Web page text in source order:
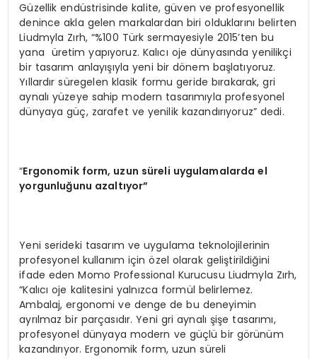
Güzellik endüstrisinde kalite, güven ve profesyonellik
denince akla gelen markalardan biri olduklarını belirten
Liudmyla Zırh, “%100 Türk sermayesiyle 2015’ten bu
yana üretim yapıyoruz. Kalıcı oje dünyasında yenilikçi
bir tasarım anlayışıyla yeni bir dönem başlatıyoruz.
Yıllardır süregelen klasik formu geride bırakarak, gri
aynalı yüzeye sahip modern tasarımıyla profesyonel
dünyaya güç, zarafet ve yenilik kazandırıyoruz” dedi.
“Ergonomik form, uzun süreli uygulamalarda el
yorgunluğunu azaltıyor”
Yeni serideki tasarım ve uygulama teknolojilerinin
profesyonel kullanım için özel olarak geliştirildiğini
ifade eden Momo Professional Kurucusu Liudmyla Zırh,
“Kalıcı oje kalitesini yalnızca formül belirlemez.
Ambalaj, ergonomi ve denge de bu deneyimin
ayrılmaz bir parçasıdır. Yeni gri aynalı şişe tasarımı,
profesyonel dünyaya modern ve güçlü bir görünüm
kazandırıyor. Ergonomik form, uzun süreli